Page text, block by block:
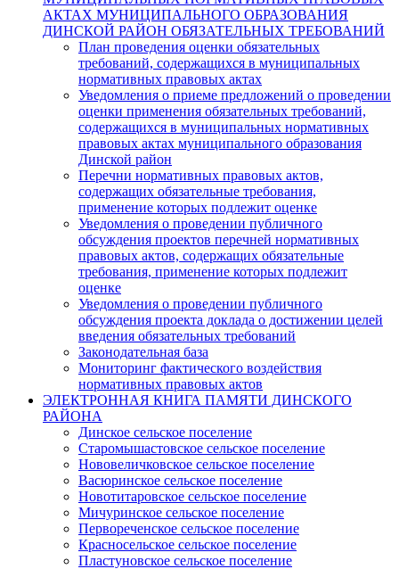
АКТАХ МУНИЦИПАЛЬНОГО ОБРАЗОВАНИЯ
ДИНСКОЙ РАЙОН ОБЯЗАТЕЛЬНЫХ ТРЕБОВАНИЙ
План проведения оценки обязательных
требований, содержащихся в муниципальных
нормативных правовых актах
Уведомления о приеме предложений о проведении
оценки применения обязательных требований,
содержащихся в муниципальных нормативных
правовых актах муниципального образования
Динской район
Перечни нормативных правовых актов,
содержащих обязательные требования,
применение которых подлежит оценке
Уведомления о проведении публичного
обсуждения проектов перечней нормативных
правовых актов, содержащих обязательные
требования, применение которых подлежит
оценке
Уведомления о проведении публичного
обсуждения проекта доклада о достижении целей
введения обязательных требований
Законодательная база
Мониторинг фактического воздействия
нормативных правовых актов
ЭЛЕКТРОННАЯ КНИГА ПАМЯТИ ДИНСКОГО
РАЙОНА
Динское сельское поселение
Старомышастовское сельское поселение
Нововеличковское сельское поселение
Васюринское сельское поселение
Новотитаровское сельское поселение
Мичуринское сельское поселение
Первореченское сельское поселение
Красносельское сельское поселение
Пластуновское сельское поселение